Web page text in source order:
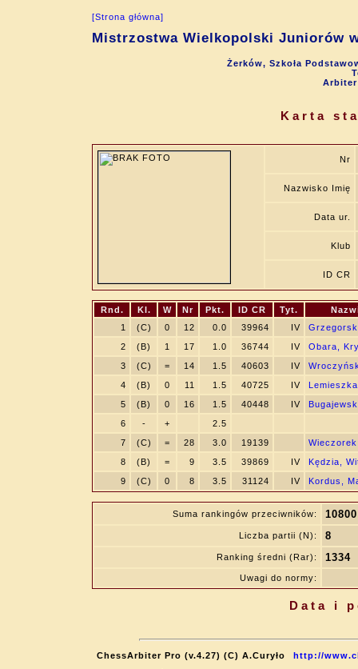
[Strona główna]
Mistrzostwa Wielkopolski Juniorów
Żerków, Szkoła
Karta
Nr
Nazwisko Imię
Data ur.
Klub
ID CR
Rnd. Kl. W Nr Pkt. ID CR Tyt.
1
(C) 0 12 0.0 39964 IV
2
(B) 1 17 1.0 36744 IV
Obara,
3
(C) = 14 1.5 40603 IV
4
(B) 0 11 1.5 40725 IV
5
(B) 0 16 1.5 40448 IV
6
- +
2.5
7
(C) = 28 3.0 19139
8
(B) = 9 3.5 39869 IV
Kędzia,
9
(C) 0 8 3.5 31124 IV Kordus,
Suma rankingów przeciwników: 10800
Liczba partii (N): 8
Ranking średni (Rar): 1334
Uwagi do normy:
Data i
ChessArbiter Pro (v.4.27) (C) A.Curyło
http://